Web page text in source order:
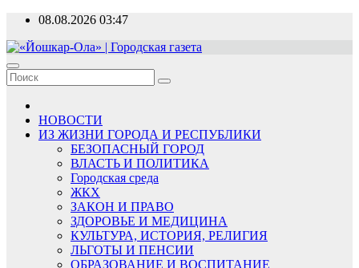
Перейти
содержимому
08.08.2026 03:47
«Йошкар-Ола» | Городская газета
Новости, события, люди
НОВОСТИ
ИЗ ЖИЗНИ ГОРОДА И РЕСПУБЛИКИ
БЕЗОПАСНЫЙ ГОРОД
ВЛАСТЬ И ПОЛИТИКА
Городская среда
ЖКХ
ЗАКОН И ПРАВО
ЗДОРОВЬЕ И МЕДИЦИНА
КУЛЬТУРА, ИСТОРИЯ, РЕЛИГИЯ
ЛЬГОТЫ И ПЕНСИИ
ОБРАЗОВАНИЕ И ВОСПИТАНИЕ